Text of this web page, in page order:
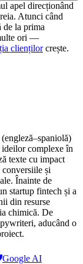
apel direcționând
Atunci când
de la prima
ori —
cliențilorcrește.
ideilor complexe în
texte cu impact
conversiile și
Înainte de
startup fintech și a
din resurse
chimică. De
aducând o
Google AI